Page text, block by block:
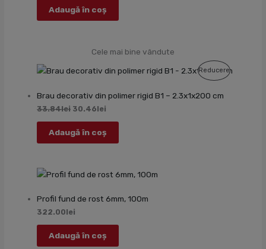
Adaugă în coș
Cele mai bine vândute
ReducereProdus
Brau decorativ din polimer rigid B1 – 2.3x1x200 cm
33.84lei 30.46lei
Adaugă în coș
Profil fund de rost 6mm, 100m
322.00lei
Adaugă în coș